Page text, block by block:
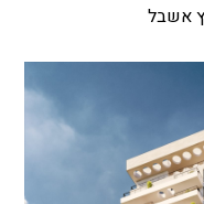
אשבל